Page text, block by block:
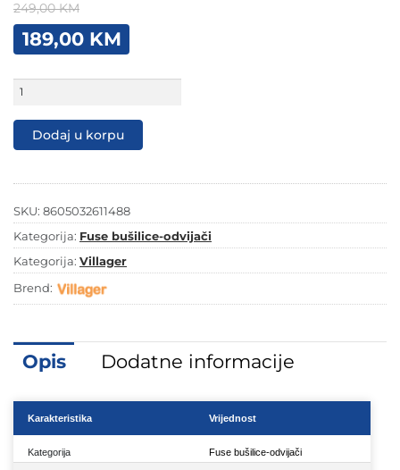
249,00KM
Original
price
249,00 KM.
189,00 KM
Current
price
Fuse
akumulatorska
VLP
5220-Dodaj u korpu
SKU: 8605032611488
Kategorija: Fuse bušilice-odvijači
Kategorija: Villager
Brend:
Opis Dodatne informacije
Karakteristika Vrijednost
Kategorija Fuse bušilice-odvijači